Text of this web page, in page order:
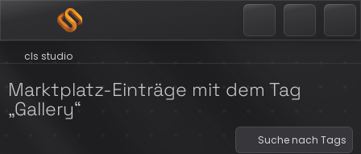
cls studio
Marktplatz-Einträge mit dem Tag
„Gallery“
Suche nach Tags